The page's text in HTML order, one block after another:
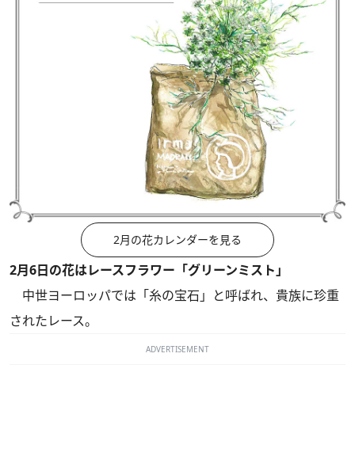
2月の花カレンダーを見る
2月6日の花はレースフラワー「グリーンミスト」
中世ヨーロッパでは「糸の宝石」と呼ばれ、貴族に珍重
されたレース。
ADVERTISEMENT